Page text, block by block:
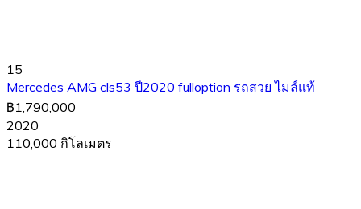
15
Mercedes AMG cls53 ปี2020 fulloption รถสวย ไมล์แท้
฿1,790,000
2020
110,000 กิโลเมตร